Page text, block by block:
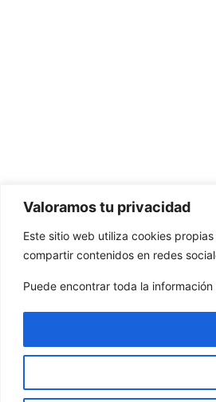
Valoramos tu privacidad
Este sitio web utiliza cookies
compartir contenidos en redes
Puede encontrar toda la información